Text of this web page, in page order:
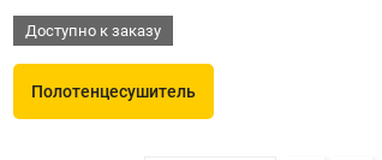
Доступно к заказу
Полотенцесушитель